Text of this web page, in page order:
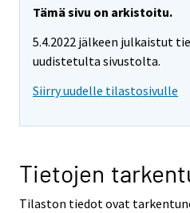
Tämä sivu on arkistoitu.
5.4.2022 jälkeen julkaistut
uudistetulta sivustolta.
Siirry uudelle tilastosivulle
Tietojen
Tilaston tiedot ovat